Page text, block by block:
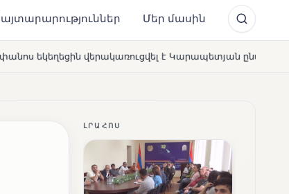
Մեր մասին
է Կարապետյան ընտանիքի մեկենասությամբ NEWS
ԼՐԱՀՈՍ